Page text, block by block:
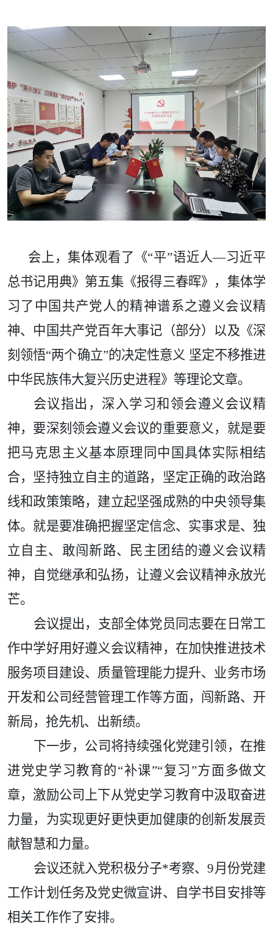
会上，集体观看了《“平”语近人—习近平
总书记用典》第五集《报得三春晖》，集体学
习了中国共产党人的精神谱系之遵义会议精
神、中国共产党百年大事记（部分）以及《深
刻领悟“两个确立”的决定性意义 坚定不移推进
中华民族伟大复兴历史进程》等理论文章。
会议指出，深入学习和领会遵义会议精
神，要深刻领会遵义会议的重要意义，就是要
把马克思主义基本原理同中国具体实际相结
合，坚持独立自主的道路，坚定正确的政治路
线和政策策略，建立起坚强成熟的中央领导集
体。就是要准确把握坚定信念、实事求是、独
立自主、敢闯新路、民主团结的遵义会议精
神，自觉继承和弘扬，让遵义会议精神永放光
芒。
会议提出，支部全体党员同志要在日常工
作中学好用好遵义会议精神，在加快推进技术
服务项目建设、质量管理能力提升、业务市场
开发和公司经营管理工作等方面，闯新路、开
新局，抢先机、出新绩。
下一步，公司将持续强化党建引领，在推
进党史学习教育的“补课”“复习”方面多做文
章，激励公司上下从党史学习教育中汲取奋进
力量，为实现更好更快更加健康的创新发展贡
献智慧和力量。
会议还就入党积极分子*考察、9月份党建
工作计划任务及党史微宣讲、自学书目安排等
相关工作作了安排。